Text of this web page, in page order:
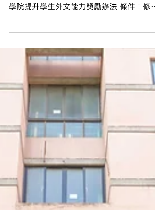
學院提升學生外文能力獎勵辦法 條件：修習
出申請，申請連結：
https://cis.ncu.edu.tw/iNCU/
ce/surveyManagement/2532/edit?
action=edit 備註： EMI課程修畢後下一個學
期開始上課日前（115.09.06(日)23:59前）
⚠️畢業生應於辦理離校前申請⚠️ 待學期結束
成績揭曉後，將於115年9月核對確認是否
格通過EMI課程才會核發獎勵金～ 如有任何
(sarahcheng@ncu.edu.tw)